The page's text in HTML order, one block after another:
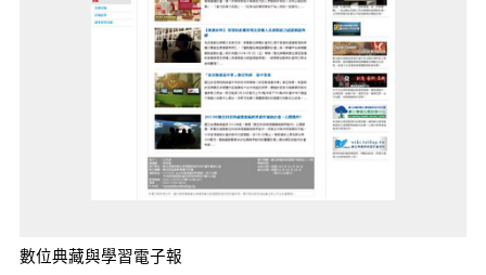
數位典藏與學習電子報